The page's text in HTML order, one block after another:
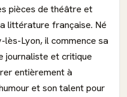
pièces de théâtre et
littérature française. Né
Lyon, il commence sa
journaliste et critique
entièrement à
et son talent pour